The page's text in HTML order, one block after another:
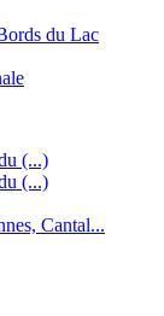
du Lac
(...)
(...)
Cantal...